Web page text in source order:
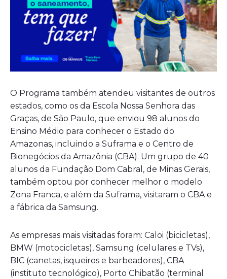
O Programa também atendeu visitantes de outros
estados, como os da Escola Nossa Senhora das
Graças, de São Paulo, que enviou 98 alunos do
Ensino Médio para conhecer o Estado do
Amazonas, incluindo a Suframa e o Centro de
Bionegócios da Amazônia (CBA). Um grupo de 40
alunos da Fundação Dom Cabral, de Minas Gerais,
também optou por conhecer melhor o modelo
Zona Franca, e além da Suframa, visitaram o CBA e
a fábrica da Samsung.
As empresas mais visitadas foram: Caloi (bicicletas),
BMW (motocicletas), Samsung (celulares e TVs),
BIC (canetas, isqueiros e barbeadores), CBA
(instituto tecnológico), Porto Chibatão (terminal